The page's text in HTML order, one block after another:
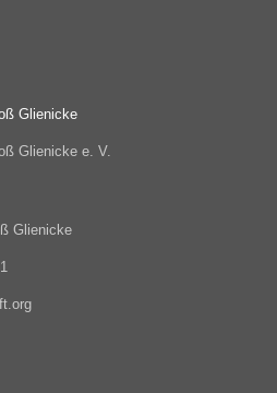
Glienicke
Glienicke e. V.
Glienicke